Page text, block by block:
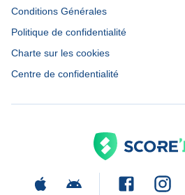
Conditions Générales
Politique de confidentialité
Charte sur les cookies
Centre de confidentialité